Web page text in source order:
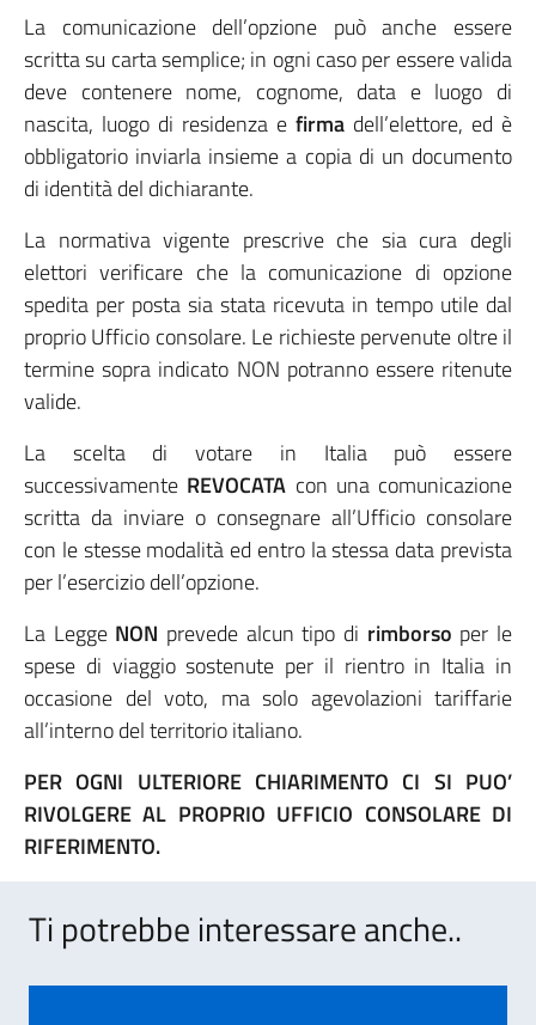
La comunicazione dell’opzione può anche essere
scritta su carta semplice; in ogni caso per essere valida
deve contenere nome, cognome, data e luogo di
nascita, luogo di residenza e firma dell’elettore, ed è
obbligatorio inviarla insieme a copia di un documento
di identità del dichiarante.
La normativa vigente prescrive che sia cura degli
elettori verificare che la comunicazione di opzione
spedita per posta sia stata ricevuta in tempo utile dal
proprio Ufficio consolare. Le richieste pervenute oltre il
termine sopra indicato NON potranno essere ritenute
valide.
La scelta di votare in Italia può essere
successivamente REVOCATA con una comunicazione
scritta da inviare o consegnare all’Ufficio consolare
con le stesse modalità ed entro la stessa data prevista
per l’esercizio dell’opzione.
La Legge NON prevede alcun tipo di rimborso per le
spese di viaggio sostenute per il rientro in Italia in
occasione del voto, ma solo agevolazioni tariffarie
all’interno del territorio italiano.
PER OGNI ULTERIORE CHIARIMENTO CI SI PUO’
RIVOLGERE AL PROPRIO UFFICIO CONSOLARE DI
RIFERIMENTO.
Ti potrebbe interessare anche..